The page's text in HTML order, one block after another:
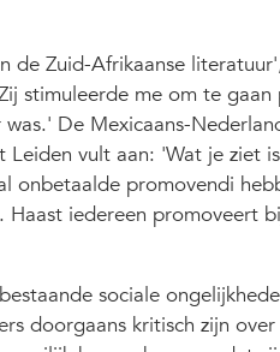
de Zuid-Afrikaanse
stimuleerde me om te gaan
De Mexicaans-
Leiden vult aan: 'Wat je ziet
onbetaalde promovendi
iedereen promoveert
sociale
doorgaans kritisch zijn